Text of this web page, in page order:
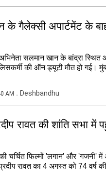
के गैलेक्सी अपार्टमेंट के
सलमान खान के बांद्रा स्थित
की ऑन ड्यूटी मौत हो गई।
AM Deshbandhu
रावत की शांति सभा में
चर्चित फिल्मों 'लगान' और 'गजनी'
रावत का 4 अगस्त को 74 वर्ष